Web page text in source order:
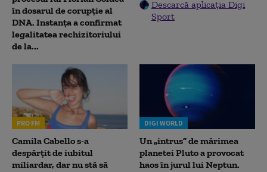
în dosarul de corupție al
DNA. Instanța a confirmat
legalitatea rechizitoriului
de la...
Descarcă aplicația Digi
Sport
PRO FM
Camila Cabello s-a
despărțit de iubitul
miliardar, dar nu stă să
DIGI WORLD
Un „intrus” de mărimea
planetei Pluto a provocat
haos în jurul lui Neptun.